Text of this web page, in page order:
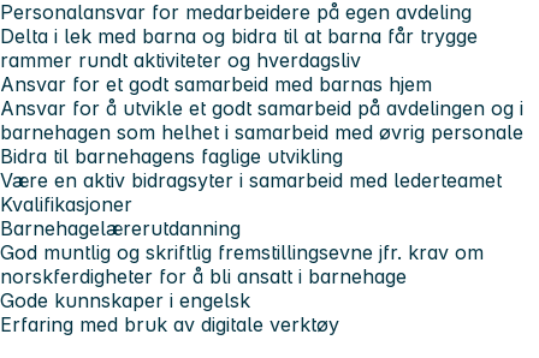
Personalansvar for medarbeidere på egen avdeling
Delta i lek med barna og bidra til at barna får trygge
rammer rundt aktiviteter og hverdagsliv
Ansvar for et godt samarbeid med barnas hjem
Ansvar for å utvikle et godt samarbeid på avdelingen og i
barnehagen som helhet i samarbeid med øvrig personale
Bidra til barnehagens faglige utvikling
Være en aktiv bidragsyter i samarbeid med lederteamet
Kvalifikasjoner
Barnehagelærerutdanning
God muntlig og skriftlig fremstillingsevne jfr. krav om
norskferdigheter for å bli ansatt i barnehage
Gode kunnskaper i engelsk
Erfaring med bruk av digitale verktøy